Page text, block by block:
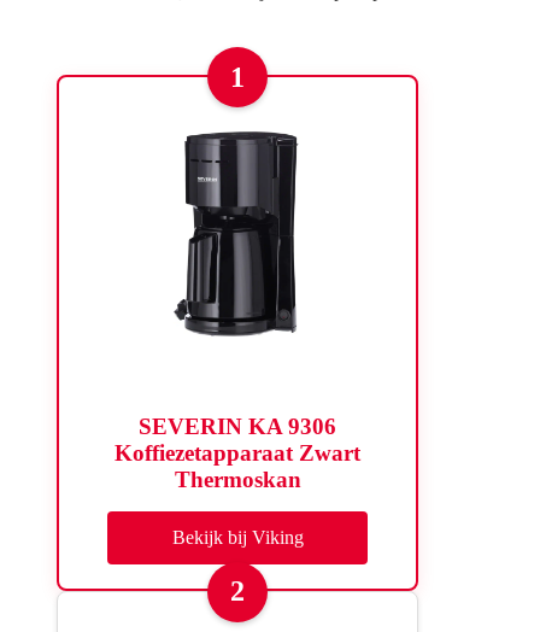
1
SEVERIN KA 9306
Koffiezetapparaat Zwart
Thermoskan
Bekijk bij Viking
2